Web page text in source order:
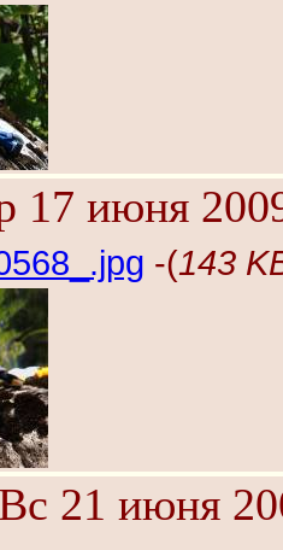
17 июня
-(143
Вс 21 июня